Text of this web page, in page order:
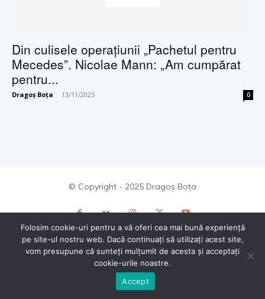
Din culisele operațiunii „Pachetul pentru
Mecedes”. Nicolae Mann: „Am cumpărat
pentru...
Dragoș Boța - 13/11/2025 0
© Copyright - 2025 Dragoș Boța
Folosim cookie-uri pentru a vă oferi cea mai bună experiență
pe site-ul nostru web. Dacă continuați să utilizați acest site,
vom presupune că sunteți mulțumit de acesta și acceptați
cookie-urile noastre.
Accept